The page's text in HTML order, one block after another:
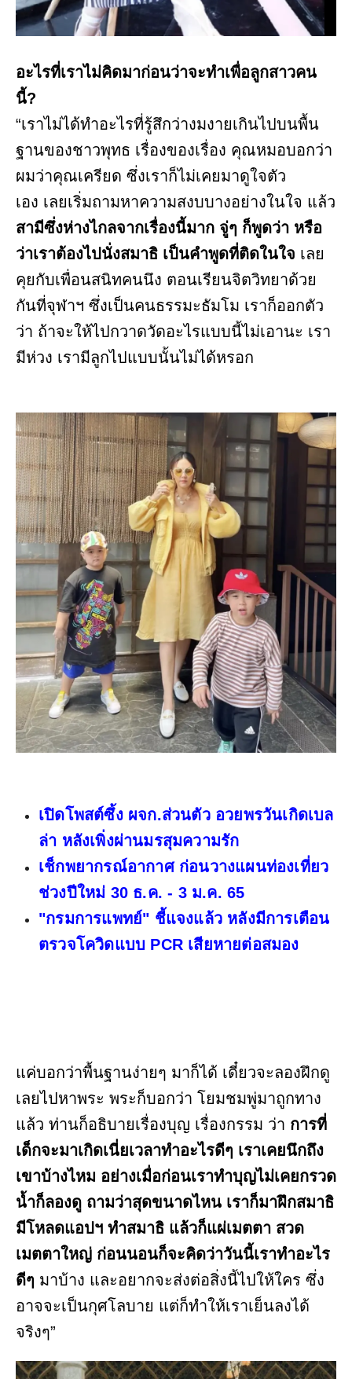
อะไรที่เราไม่คิดมาก่อนว่าจะทำเพื่อลูกสาวคน
นี้?
“เราไม่ได้ทำอะไรที่รู้สึกว่างมงายเกินไปบนพื้น
ฐานของชาวพุทธ เรื่องของเรื่อง คุณหมอบอกว่า
ผมว่าคุณเครียด ซึ่งเราก็ไม่เคยมาดูใจตัว
เอง เลยเริ่มถามหาความสงบบางอย่างในใจ แล้ว
สามีซึ่งห่างไกลจากเรื่องนี้มาก จู่ๆ ก็พูดว่า หรือ
ว่าเราต้องไปนั่งสมาธิ เป็นคำพูดที่ติดในใจ เลย
คุยกับเพื่อนสนิทคนนึง ตอนเรียนจิตวิทยาด้วย
กันที่จุฬาฯ ซึ่งเป็นคนธรรมะธัมโม เราก็ออกตัว
ว่า ถ้าจะให้ไปกวาดวัดอะไรแบบนี้ไม่เอานะ เรา
มีห่วง เรามีลูกไปแบบนั้นไม่ได้หรอก
เปิดโพสต์ซึ้ง ผจก.ส่วนตัว อวยพรวันเกิดเบล
ล่า หลังเพิ่งผ่านมรสุมความรัก
เช็กพยากรณ์อากาศ ก่อนวางแผนท่องเที่ยว
ช่วงปีใหม่ 30 ธ.ค. - 3 ม.ค. 65
"กรมการแพทย์" ชี้แจงแล้ว หลังมีการเตือน
ตรวจโควิดแบบ PCR เสียหายต่อสมอง
แค่บอกว่าพื้นฐานง่ายๆ มาก็ได้ เดี๋ยวจะลองฝึกดู
เลยไปหาพระ พระก็บอกว่า โยมชมพู่มาถูกทาง
แล้ว ท่านก็อธิบายเรื่องบุญ เรื่องกรรม ว่า การที่
เด็กจะมาเกิดเนี่ยเวลาทำอะไรดีๆ เราเคยนึกถึง
เขาบ้างไหม อย่างเมื่อก่อนเราทำบุญไม่เคยกรวด
น้ำก็ลองดู ถามว่าสุดขนาดไหน เราก็มาฝึกสมาธิ
มีโหลดแอปฯ ทำสมาธิ แล้วก็แผ่เมตตา สวด
เมตตาใหญ่ ก่อนนอนก็จะคิดว่าวันนี้เราทำอะไร
ดีๆ มาบ้าง และอยากจะส่งต่อสิ่งนี้ไปให้ใคร ซึ่ง
อาจจะเป็นกุศโลบาย แต่ก็ทำให้เราเย็นลงได้
จริงๆ”